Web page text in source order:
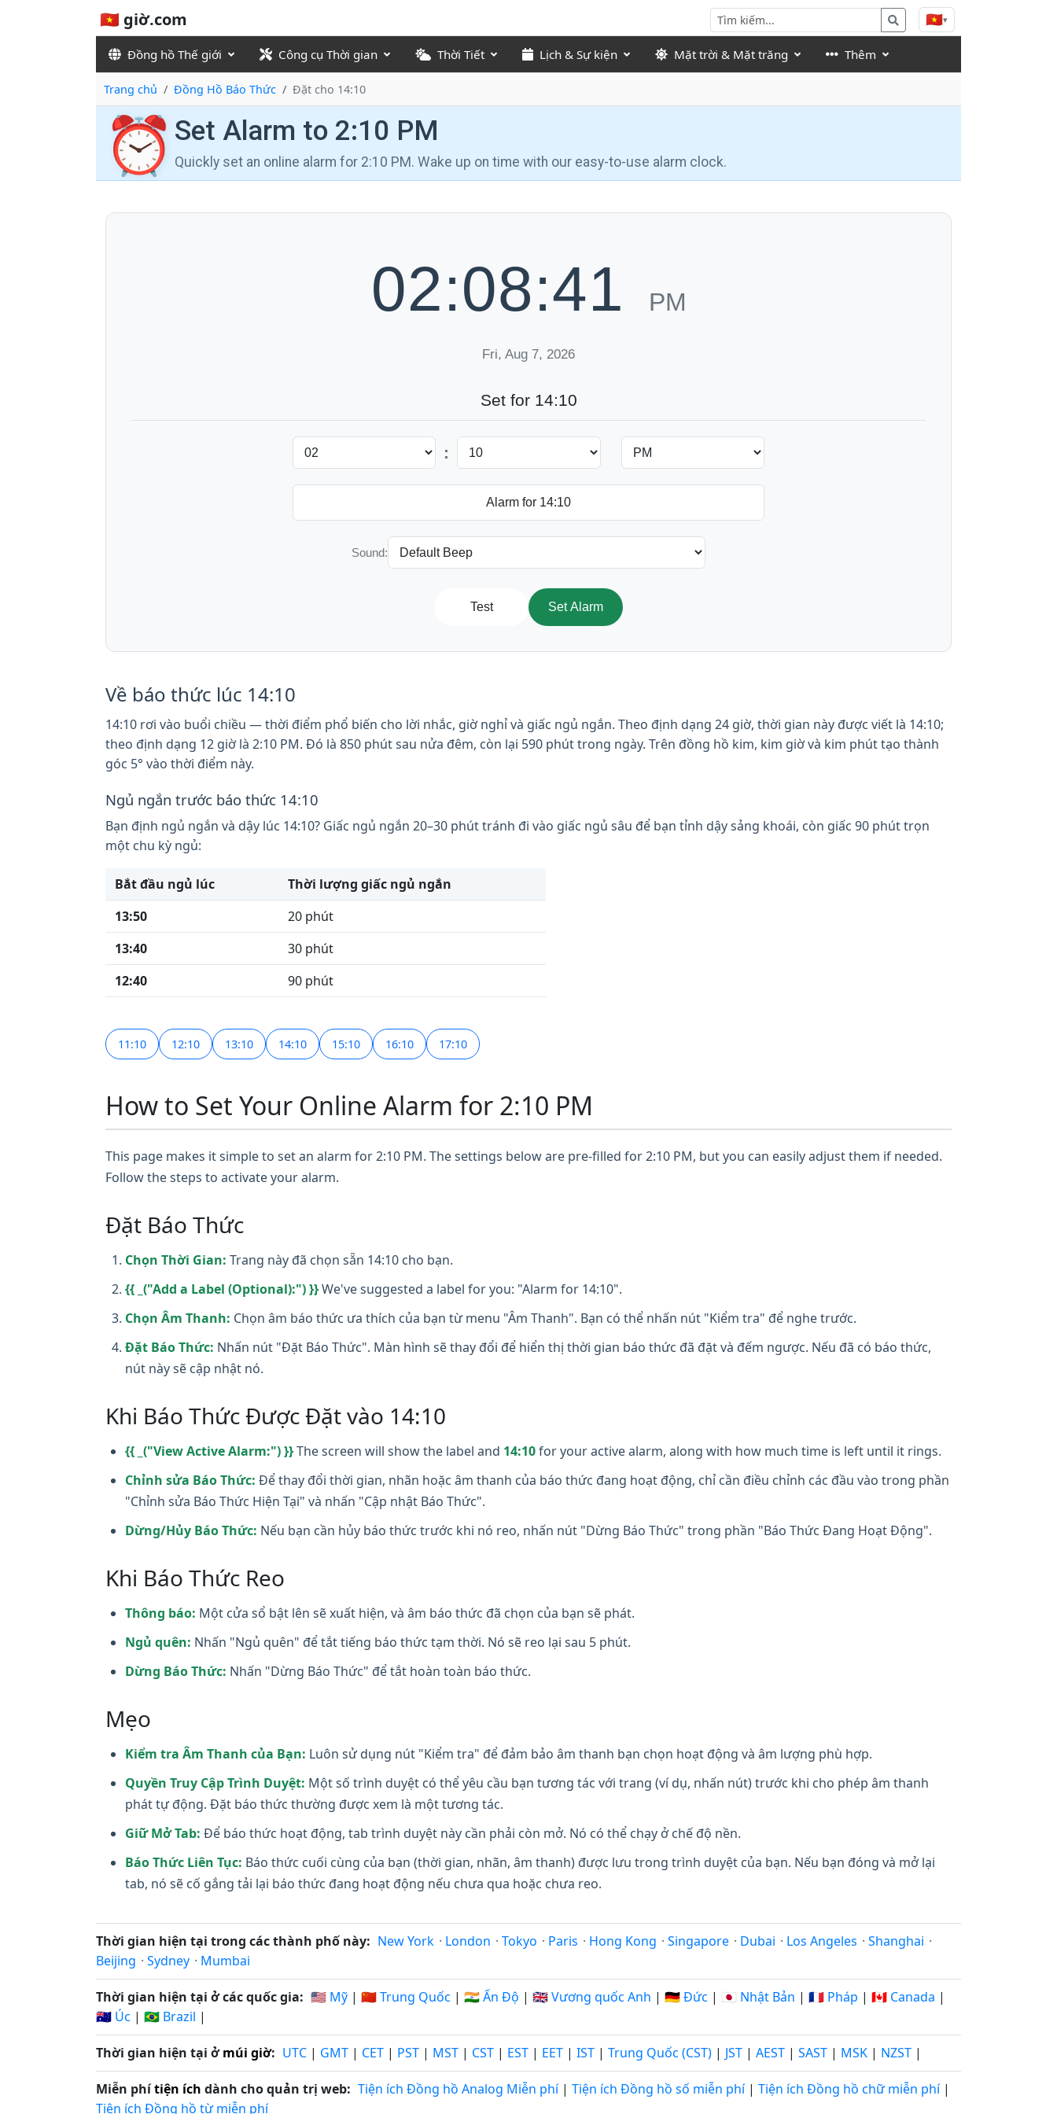
🇻🇳 giờ.com 🇻🇳▾
Đồng hồ Thế giới Công cụ Thời gian Thời Tiết Lịch & Sự kiện Mặt trời & Mặt trăng Thêm
Trang chủ Đồng Hồ Báo Thức Đặt cho 14:10
⏰ Set Alarm to 2:10 PM
Quickly set an online alarm for 2:10 PM. Wake up on time with our easy-to-use alarm clock.
02:08:42 PM
Fri, Aug 7, 2026
Set for 14:10
:
Sound:
Test Set Alarm
Về báo thức lúc 14:10
14:10 rơi vào buổi chiều — thời điểm phổ biến cho lời nhắc, giờ nghỉ và giấc ngủ ngắn. Theo định dạng 24 giờ, thời gian này được viết là 14:10;
theo định dạng 12 giờ là 2:10 PM. Đó là 850 phút sau nửa đêm, còn lại 590 phút trong ngày. Trên đồng hồ kim, kim giờ và kim phút tạo thành
góc 5° vào thời điểm này.
Ngủ ngắn trước báo thức 14:10
Bạn định ngủ ngắn và dậy lúc 14:10? Giấc ngủ ngắn 20–30 phút tránh đi vào giấc ngủ sâu để bạn tỉnh dậy sảng khoái, còn giấc 90 phút trọn
một chu kỳ ngủ:
Bắt đầu ngủ lúc
Thời lượng giấc ngủ ngắn
13:50
20 phút
13:40
30 phút
12:40
90 phút
11:10 12:10 13:10 14:10 15:10 16:10 17:10
How to Set Your Online Alarm for 2:10 PM
This page makes it simple to set an alarm for 2:10 PM. The settings below are pre-filled for 2:10 PM, but you can easily adjust them if needed.
Follow the steps to activate your alarm.
Đặt Báo Thức
Chọn Thời Gian: Trang này đã chọn sẵn 14:10 cho bạn.
{{ _("Add a Label (Optional):") }}We've suggested a label for you: "Alarm for 14:10".
Chọn Âm Thanh: Chọn âm báo thức ưa thích của bạn từ menu "Âm Thanh". Bạn có thể nhấn nút "Kiểm tra" để nghe trước.
Đặt Báo Thức: Nhấn nút "Đặt Báo Thức". Màn hình sẽ thay đổi để hiển thị thời gian báo thức đã đặt và đếm ngược. Nếu đã có báo thức,
nút này sẽ cập nhật nó.
Khi Báo Thức Được Đặt vào 14:10
{{ _("View Active Alarm:") }}The screen will show the label and 14:10for your active alarm, along with how much time is left until it rings.
Chỉnh sửa Báo Thức: Để thay đổi thời gian, nhãn hoặc âm thanh của báo thức đang hoạt động, chỉ cần điều chỉnh các đầu vào trong phần
"Chỉnh sửa Báo Thức Hiện Tại" và nhấn "Cập nhật Báo Thức".
Dừng/Hủy Báo Thức: Nếu bạn cần hủy báo thức trước khi nó reo, nhấn nút "Dừng Báo Thức" trong phần "Báo Thức Đang Hoạt Động".
Khi Báo Thức Reo
Thông báo: Một cửa sổ bật lên sẽ xuất hiện, và âm báo thức đã chọn của bạn sẽ phát.
Ngủ quên: Nhấn "Ngủ quên" để tắt tiếng báo thức tạm thời. Nó sẽ reo lại sau 5 phút.
Dừng Báo Thức: Nhấn "Dừng Báo Thức" để tắt hoàn toàn báo thức.
Mẹo
Kiểm tra Âm Thanh của Bạn: Luôn sử dụng nút "Kiểm tra" để đảm bảo âm thanh bạn chọn hoạt động và âm lượng phù hợp.
Quyền Truy Cập Trình Duyệt: Một số trình duyệt có thể yêu cầu bạn tương tác với trang (ví dụ, nhấn nút) trước khi cho phép âm thanh
phát tự động. Đặt báo thức thường được xem là một tương tác.
Giữ Mở Tab: Để báo thức hoạt động, tab trình duyệt này cần phải còn mở. Nó có thể chạy ở chế độ nền.
Báo Thức Liên Tục: Báo thức cuối cùng của bạn (thời gian, nhãn, âm thanh) được lưu trong trình duyệt của bạn. Nếu bạn đóng và mở lại
tab, nó sẽ cố gắng tải lại báo thức đang hoạt động nếu chưa qua hoặc chưa reo.
Thời gian hiện tại trong các thành phố này: New York · London · Tokyo · Paris · Hong Kong · Singapore · Dubai · Los Angeles · Shanghai ·
Beijing · Sydney · Mumbai
Thời gian hiện tại ở các quốc gia: 🇺🇸 Mỹ | 🇨🇳 Trung Quốc | 🇮🇳 Ấn Độ | 🇬🇧 Vương quốc Anh | 🇩🇪 Đức | 🇯🇵 Nhật Bản | 🇫🇷 Pháp | 🇨🇦 Canada |
🇦🇺 Úc | 🇧🇷 Brazil |
Thời gian hiện tại ởmúi giờ: UTC | GMT | CET | PST | MST | CST | EST | EET | IST | Trung Quốc (CST) | JST | AEST | SAST | MSK | NZST |
Miễn phítiện ích dành cho quản trị web: Tiện ích Đồng hồ Analog Miễn phí| Tiện ích Đồng hồ số miễn phí| Tiện ích Đồng hồ chữ miễn phí|
Tiện ích Đồng hồ từ miễn phí